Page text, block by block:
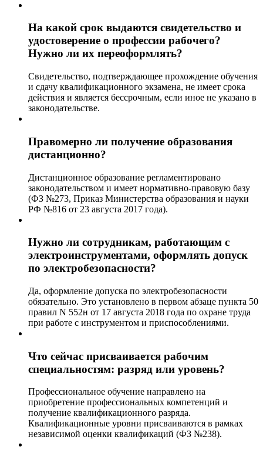
На какой срок выдаются свидетельство и
удостоверение о профессии рабочего?
Нужно ли их переоформлять?
Свидетельство, подтверждающее прохождение обучения
и сдачу квалификационного экзамена, не имеет срока
действия и является бессрочным, если иное не указано в
законодательстве.
Правомерно ли получение образования
дистанционно?
Дистанционное образование регламентировано
законодательством и имеет нормативно-правовую базу
(ФЗ №273, Приказ Министерства образования и науки
РФ №816 от 23 августа 2017 года).
Нужно ли сотрудникам, работающим с
электроинструментами, оформлять допуск
по электробезопасности?
Да, оформление допуска по электробезопасности
обязательно. Это установлено в первом абзаце пункта 50
правил N 552н от 17 августа 2018 года по охране труда
при работе с инструментом и приспособлениями.
Что сейчас присваивается рабочим
специальностям: разряд или уровень?
Профессиональное обучение направлено на
приобретение профессиональных компетенций и
получение квалификационного разряда.
Квалификационные уровни присваиваются в рамках
независимой оценки квалификаций (ФЗ №238).